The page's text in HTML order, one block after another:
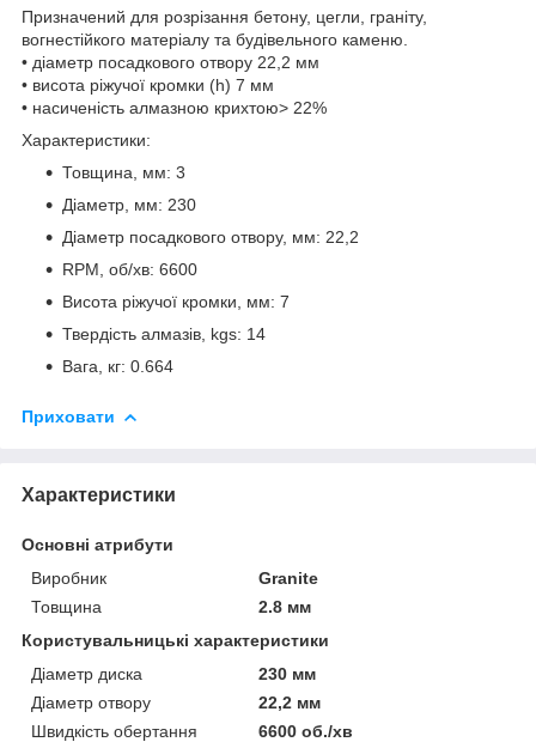
Призначений для розрізання бетону, цегли, граніту,
вогнестійкого матеріалу та будівельного каменю.
• діаметр посадкового отвору 22,2 мм
• висота ріжучої кромки (h) 7 мм
• насиченість алмазною крихтою> 22%
Характеристики:
Товщина, мм: 3
Діаметр, мм: 230
Діаметр посадкового отвору, мм: 22,2
RPM, об/хв: 6600
Висота ріжучої кромки, мм: 7
Твердість алмазів, kgs: 14
Вага, кг: 0.664
Приховати
Характеристики
Основні атрибути
Виробник
Granite
Товщина
2.8 мм
Користувальницькі характеристики
Діаметр диска
230 мм
Діаметр отвору
22,2 мм
Швидкість обертання
6600 об./хв